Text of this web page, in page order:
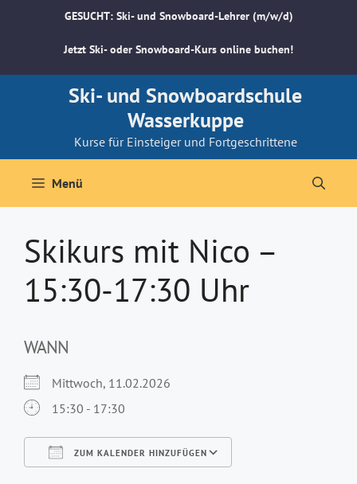
GESUCHT: Ski- und Snowboard-Lehrer (m/w/d)
Jetzt Ski- oder Snowboard-Kurs online buchen!
Ski- und Snowboardschule
Wasserkuppe
Kurse für Einsteiger und Fortgeschrittene
Menü
Skikurs mit Nico –
15:30-17:30 Uhr
WANN
Mittwoch, 11.02.2026
15:30 - 17:30
ZUM KALENDER HINZUFÜGEN